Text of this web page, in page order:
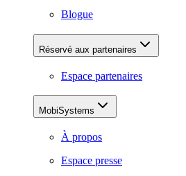
Blogue
Réservé aux partenaires
Espace partenaires
MobiSystems
À propos
Espace presse